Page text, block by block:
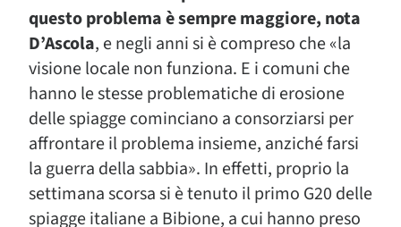
questo problema è sempre maggiore, nota
D’Ascola, e negli anni si è compreso che «la
visione locale non funziona. E i comuni che
hanno le stesse problematiche di erosione
delle spiagge cominciano a consorziarsi per
affrontare il problema insieme, anziché farsi
la guerra della sabbia». In effetti, proprio la
settimana scorsa si è tenuto il primo G20 delle
spiagge italiane a Bibione, a cui hanno preso